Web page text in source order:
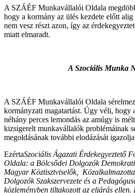
A SZÁÉF Munkavállalói Oldala
hogy a kormány az ülés kezdete előtt
nem vesz részt azon, így az
miatt elmaradt.
A Szociális Munka
A SZÁÉF Munkavállalói Oldala
kormányzati magatartást. Úgy véli, hogy
néhány perces lemondás az amúgy is
kizsigerelt munkavállalók problémáinak
megoldásának további elodázását
EzértaSzociális Ágazati Érdekegyeztető
Oldala: a Bölcsődei Dolgozók
Magyar Köztisztviselők,
Dolgozók Szakszervezete és a
közleményben tiltakozott az eljárás